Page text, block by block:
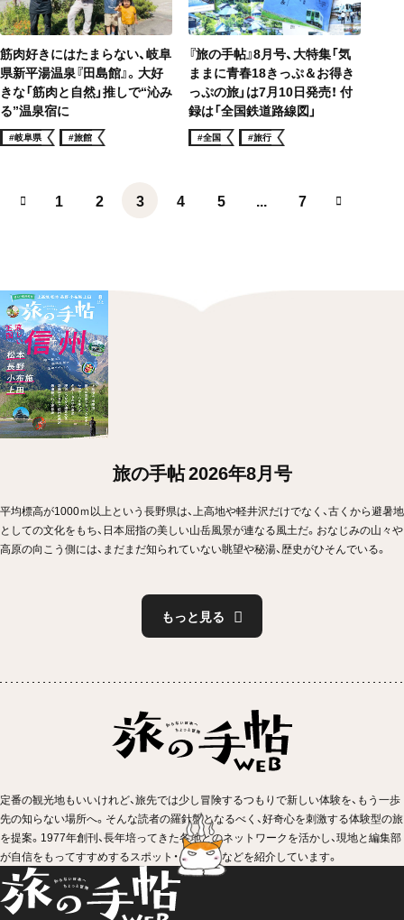
筋肉好きにはたまらない、岐阜
県新平湯温泉『田島館』。大好
きな「筋肉と自然」推しで“沁み
る”温泉宿に
#岐阜県 #旅館
『旅の手帖』8月号、大特集「気
ままに青春18きっぷ＆お得き
っぷの旅」は7月10日発売！ 付
録は「全国鉄道路線図」
#全国 #旅行
1 2 3 4 5 ... 7
旅の手帖 2026年8月号
平均標高が1000ｍ以上という長野県は、上高地や軽井沢だけでなく、古くから避暑地
としての文化をもち、日本屈指の美しい山岳風景が連なる風土だ。おなじみの山々や
高原の向こう側には、まだまだ知られていない眺望や秘湯、歴史がひそんでいる。
もっと見る
定番の観光地もいいけれど、旅先では少し冒険するつもりで新しい体験を、もう一歩
先の知らない場所へ。そんな読者の羅針盤となるべく、好奇心を刺激する体験型の旅
を提案。1977年創刊、長年培ってきた各地とのネットワークを活かし、現地と編集部
が自信をもってすすめするスポット・イベントなどを紹介しています。